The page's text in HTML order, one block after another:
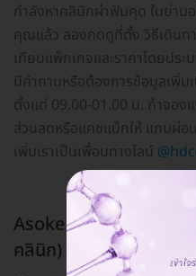
กำลังหาคลินิกผ่าฟันคุด ในย่าน
คุณแล้ว ลองกดดูที่ตั้ง วิธีเดินทา
เทียบแพ็กเกจและราคาโดยประ
มีคำถามหรือต้องการข้อมูลเพิ่
ตั้งแต่ 09.00-01.00 น. ถ้าจอ
ส่วนลดหรือแคชแบ็กให้ แถมผ่อ
เพิ่มเราเป็นเพื่อนทางไลน์
Asoke Montri Dental
คลินิก)
อโศก